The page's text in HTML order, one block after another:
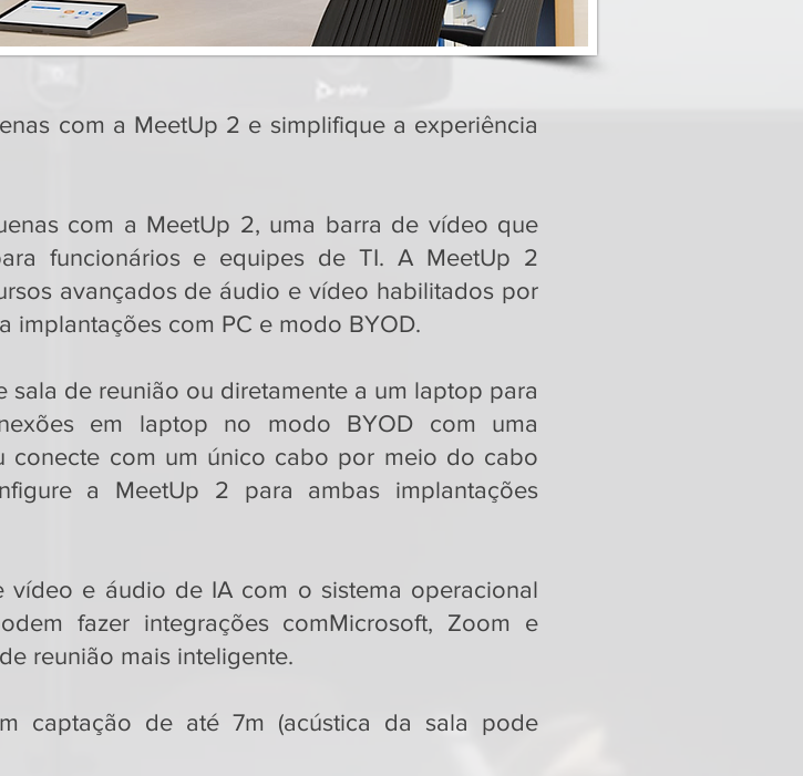
com a MeetUp 2 e simplifique a experiência
com a MeetUp 2, uma barra de vídeo que
funcionários e equipes de TI. A MeetUp 2
avançados de áudio e vídeo habilitados por
implantações com PC e modo BYOD.
sala de reunião ou diretamente a um laptop para
em laptop no modo BYOD com uma
conecte com um único cabo por meio do cabo
a MeetUp 2 para ambas implantações
vídeo e áudio de IA com o sistema operacional
fazer integrações comMicrosoft, Zoom e
reunião mais inteligente.
captação de até 7m (acústica da sala pode